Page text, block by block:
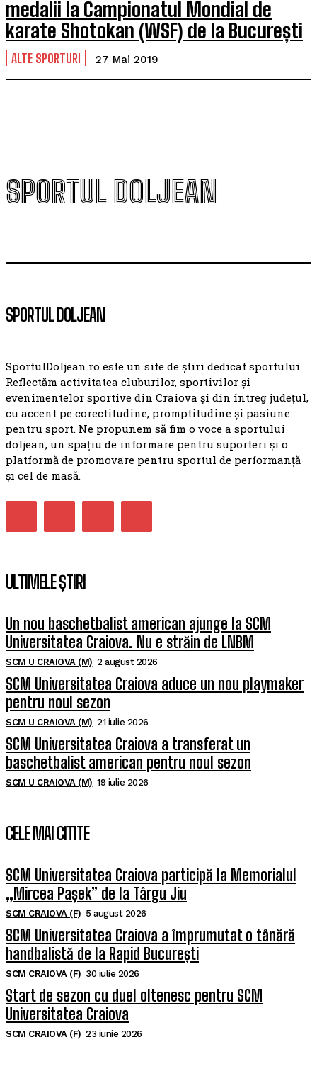
medalii la Campionatul Mondial de
karate Shotokan (WSF) de la București
ALTE SPORTURI 27 Mai 2019
SPORTUL DOLJEAN
SPORTUL DOLJEAN
SportulDoljean.ro este un site de știri dedicat sportului.
Reflectăm activitatea cluburilor, sportivilor și
evenimentelor sportive din Craiova și din întreg județul,
cu accent pe corectitudine, promptitudine și pasiune
pentru sport. Ne propunem să fim o voce a sportului
doljean, un spațiu de informare pentru suporteri și o
platformă de promovare pentru sportul de performanță
și cel de masă.
ULTIMELE ȘTIRI
Un nou baschetbalist american ajunge la SCM
Universitatea Craiova. Nu e străin de LNBM
SCM U CRAIOVA (M) 2 august 2026
SCM Universitatea Craiova aduce un nou playmaker
pentru noul sezon
SCM U CRAIOVA (M) 21 iulie 2026
SCM Universitatea Craiova a transferat un
baschetbalist american pentru noul sezon
SCM U CRAIOVA (M) 19 iulie 2026
CELE MAI CITITE
SCM Universitatea Craiova participă la Memorialul
„Mircea Pașek” de la Târgu Jiu
SCM CRAIOVA (F) 5 august 2026
SCM Universitatea Craiova a împrumutat o tânără
handbalistă de la Rapid București
SCM CRAIOVA (F) 30 iulie 2026
Start de sezon cu duel oltenesc pentru SCM
Universitatea Craiova
SCM CRAIOVA (F) 23 iunie 2026